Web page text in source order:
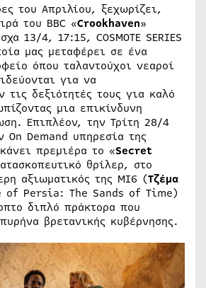
του Απριλίου, ξεχωρίζει,
του BBC «Crookhaven»
13/4, 17:15, COSMOTE SERIES
μας μεταφέρει σε ένα
όπου ταλαντούχοι νεαροί
για να
τις δεξιότητές τους για καλό
μια επικίνδυνη
Επιπλέον, την Τρίτη 28/4
On Demand υπηρεσία της
κάνει πρεμιέρα το «Secret
θρίλερ, στο
αξιωματικός της MI6 (Τζέμα
of Persia: The Sands of Time)
διπλό πράκτορα που
βρετανικής κυβέρνησης.